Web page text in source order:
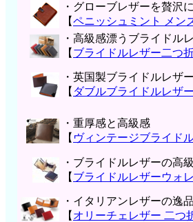
・グローブレザーを贅沢
【ペニッシュミント メン
・高級感漂うブライドル
【 ブライドルレザー二つ
・英国製ブライドルレザ
【 ダブルブライドルレザ
・重厚感と高級感
【 ヴィンテージブライド
・ブライドルレザーの高
【 ブライドルレザーウォ
・イタリアンレザーの逸品
【 オリーチェレザー 二つ